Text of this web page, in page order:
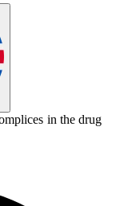
in the drug